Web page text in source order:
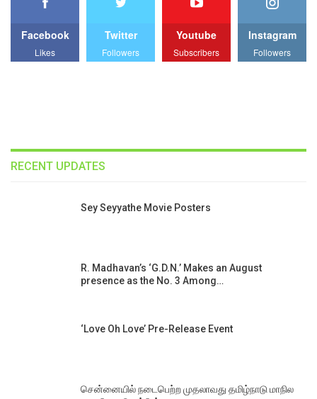
Facebook
Likes
Twitter
Followers
Youtube
Subscribers
Instagram
Followers
RECENT UPDATES
Sey Seyyathe Movie Posters
R. Madhavan’s ‘G.D.N.’ Makes an August
presence as the No. 3 Among…
‘Love Oh Love’ Pre-Release Event
சென்னையில் நடைபெற்ற முதலாவது தமிழ்நாடு மாநில